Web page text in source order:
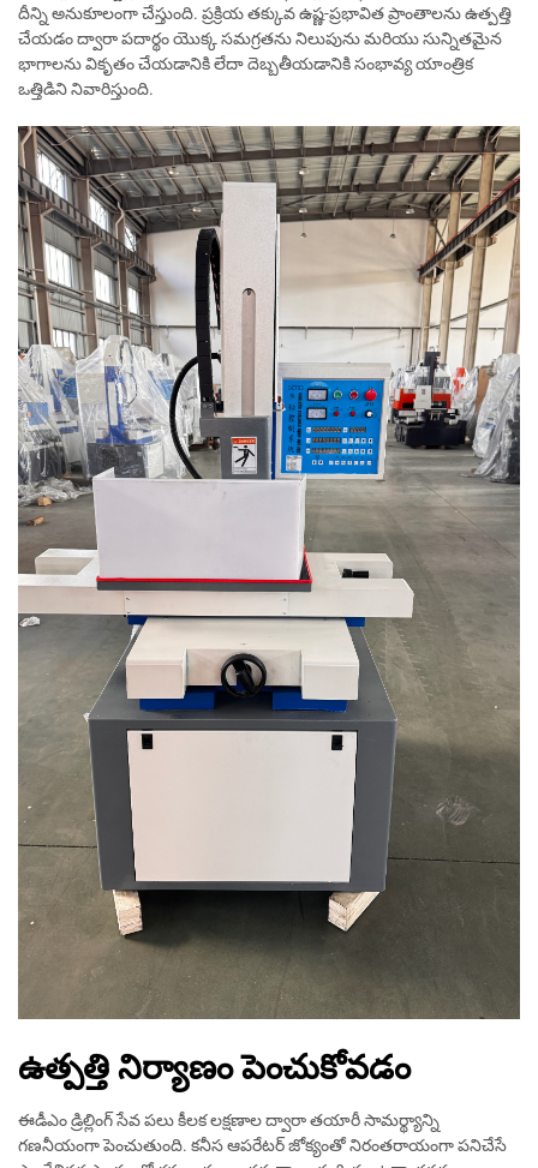
దీన్ని అనుకూలంగా చేస్తుంది. ప్రక్రియ తక్కువ ఉష్ణ-ప్రభావిత ప్రాంతాలను ఉత్పత్తి
చేయడం ద్వారా పదార్థం యొక్క సమగ్రతను నిలుపును మరియు సున్నితమైన
భాగాలను వికృతం చేయడానికి లేదా దెబ్బతీయడానికి సంభావ్య యాంత్రిక
ఒత్తిడిని నివారిస్తుంది.
ఉత్పత్తి నిర్యాణం పెంచుకోవడం
ఈడీఎం డ్రిల్లింగ్ సేవ పలు కీలక లక్షణాల ద్వారా తయారీ సామర్థ్యాన్ని
గణనీయంగా పెంచుతుంది. కనీస ఆపరేటర్ జోక్యంతో నిరంతరాయంగా పనిచేసే